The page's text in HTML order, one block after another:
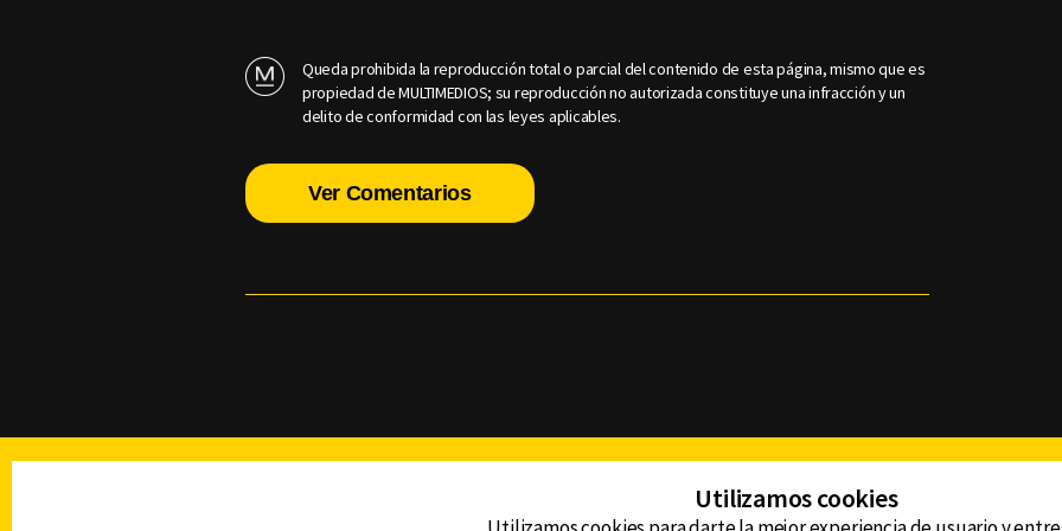
Queda prohibida la reproducción total o parcial del contenido de esta página, mismo que es
propiedad de MULTIMEDIOS; su reproducción no autorizada constituye una infracción y un
delito de conformidad con las leyes aplicables.
Ver Comentarios
Utilizamos cookies